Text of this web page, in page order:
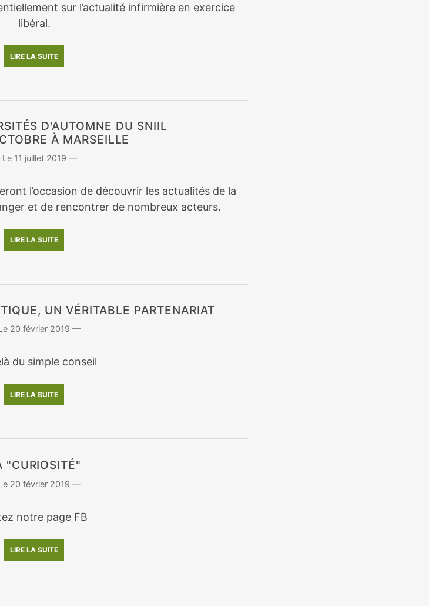
sur l’actualité infirmière en exercice
libéral.
LIRE LA SUITE
D'AUTOMNE DU SNIIL
À MARSEILLE
11 juillet 2019
l’occasion de découvrir les actualités de la
et de rencontrer de nombreux acteurs.
LIRE LA SUITE
UN VÉRITABLE PARTENARIAT
20 février 2019
du simple conseil
LIRE LA SUITE
"CURIOSITÉ"
20 février 2019
notre page FB
LIRE LA SUITE